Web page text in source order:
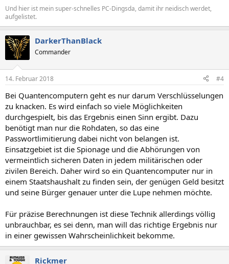
Und hier ist mein super-schnelles PC-Dingsda, damit ihr neidisch werdet,
aufgelistet.
DarkerThanBlack
Commander
14. Februar 2018 #4
Bei Quantencomputern geht es nur darum Verschlüsselungen
zu knacken. Es wird einfach so viele Möglichkeiten
durchgespielt, bis das Ergebnis einen Sinn ergibt. Dazu
benötigt man nur die Rohdaten, so das eine
Passwortlimitierung dabei nicht von belangen ist.
Einsatzgebiet ist die Spionage und die Abhörungen von
vermeintlich sicheren Daten in jedem militärischen oder
zivilen Bereich. Daher wird so ein Quantencomputer nur in
einem Staatshaushalt zu finden sein, der genügen Geld besitzt
und seine Bürger genauer unter die Lupe nehmen möchte.
Für präzise Berechnungen ist diese Technik allerdings völlig
unbrauchbar, es sei denn, man will das richtige Ergebnis nur
in einer gewissen Wahrscheinlichkeit bekomme.
Rickmer